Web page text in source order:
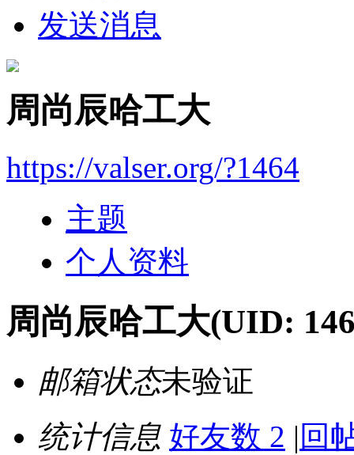
发送消息
周尚辰哈工大
https://valser.org/?1464
主题
个人资料
周尚辰哈工大(UID:
邮箱状态未验证
统计信息 好友数 2 | 回